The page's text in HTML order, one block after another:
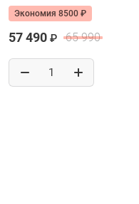
Экономия 8500 ₽
57 490 ₽ 65 990